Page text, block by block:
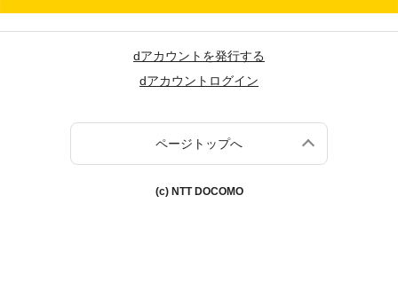
dアカウントを発行する
dアカウントログイン
ページトップへ
(c) NTT DOCOMO